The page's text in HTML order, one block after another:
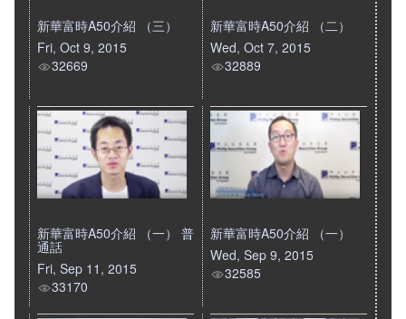
新華富時A50介紹 （三）
Fri, Oct 9, 2015
32669
新華富時A50介紹 （二）
Wed, Oct 7, 2015
32889
新華富時A50介紹 （一） 普
通話
Fri, Sep 11, 2015
33170
新華富時A50介紹 （一）
Wed, Sep 9, 2015
32585